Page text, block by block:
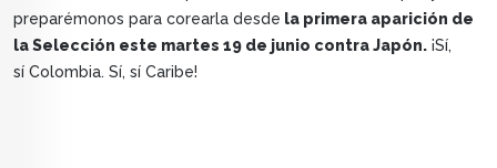
preparémonos para corearla desde la primera aparición de
la Selección este martes 19 de junio contra Japón. ¡Sí,
sí Colombia. Sí, sí Caribe!